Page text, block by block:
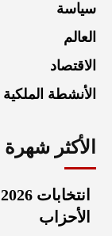
سياسة
العالم
الاقتصاد
الأنشطة الملكية
الأكثر شهرة
الأحزاب